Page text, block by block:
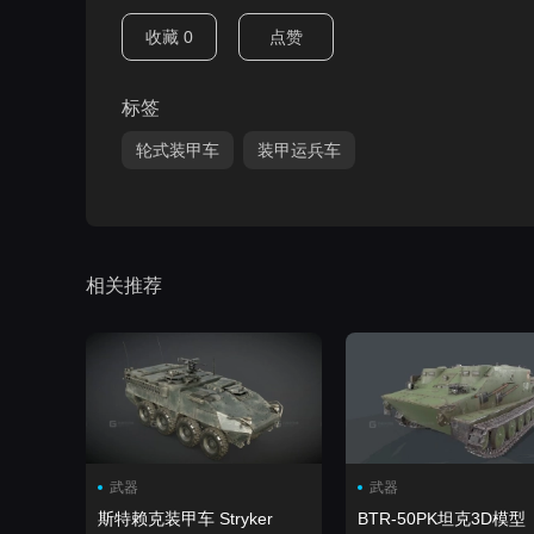
收藏 0 点赞
标签
轮式装甲车 装甲运兵车
相关推荐
武器
斯特赖克装甲车 Stryker
武器
BTR-50PK坦克3D模型